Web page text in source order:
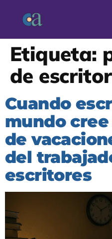
Etiqueta:
de escritor
Cuando
mundo
de
del
escritores